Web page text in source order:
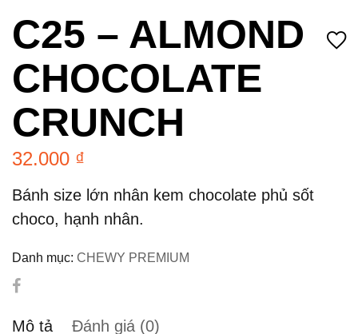
C25 – ALMOND
CHOCOLATE
CRUNCH
32.000 ₫
Bánh size lớn nhân kem chocolate phủ sốt
choco, hạnh nhân.
Danh mục: CHEWY PREMIUM
Mô tả Đánh giá (0)